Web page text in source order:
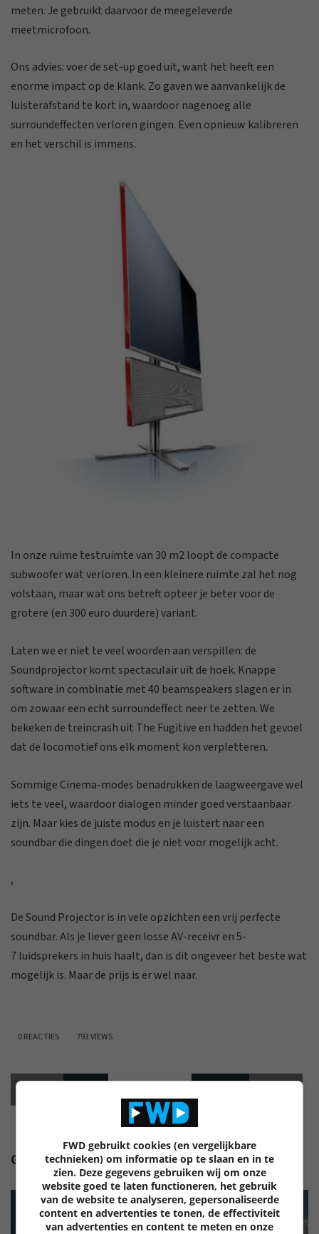
meten. Je gebruikt daarvoor de meegeleverde
meetmicrofoon.
Ons advies: voer de set-up goed uit, want het heeft een
enorme impact op de klank. Zo gaven we aanvankelijk de
luisterafstand te kort in, waardoor nagenoeg alle
surroundeffecten verloren gingen. Even opnieuw kalibreren
en het verschil is immens.
In onze ruime testruimte van 30 m2 loopt de compacte
subwoofer wat verloren. In een kleinere ruimte zal het nog
volstaan, maar wat ons betreft opteer je beter voor de
grotere (en 300 euro duurdere) variant.
Laten we er niet te veel woorden aan verspillen: de
Soundprojector komt spectaculair uit de hoek. Knappe
software in combinatie met 40 beamspeakers slagen er in
om zowaar een echt surroundeffect neer te zetten. We
bekeken de treincrash uit The Fugitive en hadden het gevoel
dat de locomotief ons elk moment kon verpletteren.
Sommige Cinema-modes benadrukken de laagweergave wel
iets te veel, waardoor dialogen minder goed verstaanbaar
zijn. Maar kies de juiste modus en je luistert naar een
soundbar die dingen doet die je niet voor mogelijk acht.
,
De Sound Projector is in vele opzichten een vrij perfecte
soundbar. Als je liever geen losse AV-receivr en 5-
7 luidsprekers in huis haalt, dan is dit ongeveer het beste wat
mogelijk is. Maar de prijs is er wel naar.
0 REACTIES 793 VIEWS
GERELATEERDE ARTIKELEN
FWD gebruikt cookies (en vergelijkbare
technieken) om informatie op te slaan en in te
zien. Deze gegevens gebruiken wij om onze
website goed te laten functioneren, het gebruik
van de website te analyseren, gepersonaliseerde
content en advertenties te tonen, de effectiviteit
van advertenties en content te meten en onze